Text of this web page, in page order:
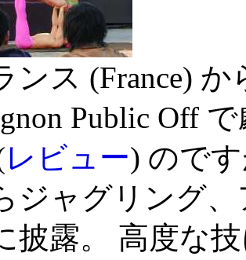
ンス (France)
Public Off
レビュー) ので
ジャグリング
披露。 高度な